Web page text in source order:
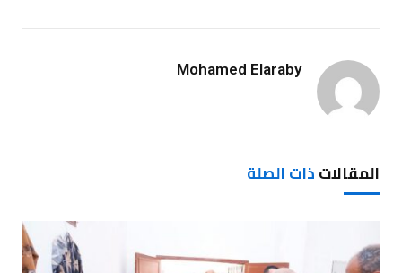
Mohamed Elaraby
المقالاتذات الصلة